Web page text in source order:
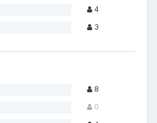
4
3
8
0